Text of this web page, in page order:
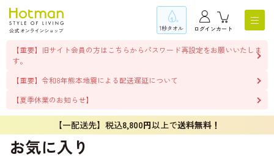
1秒タオル ログインカート
【重要】旧サイト会員の方はこちらからパスワード再設定をお願いいたしま
す。
【重要】令和8年熊本地震による配送遅延について
【夏季休業のお知らせ】
【一配送先】税込8,800円以上で送料無料！
お気に入り